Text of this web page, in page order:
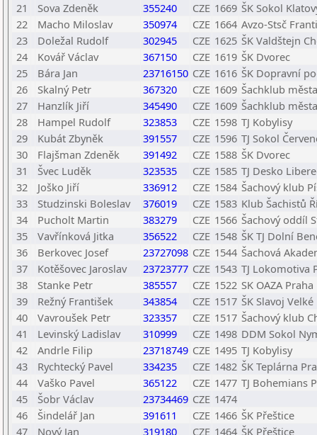
21
Sova Zdeněk 355240 CZE 1669 ŠK Sokol
22
Macho Miloslav 350974 CZE 1664 Avzo-Stsč
23
Doležal Rudolf 302945 CZE 1625 ŠK Valdštejn
24
Kovář Václav 367150 CZE 1619 ŠK Dvorec
25
Bára Jan 23716150 CZE 1616 ŠK Dopravní
26
Skalný Petr 367320 CZE 1609 Šachklub
27
Hanzlík Jiří 345490 CZE 1609 Šachklub
28
Hampel Rudolf 323853 CZE 1598 TJ Kobylisy
29
Kubát Zbyněk 391557 CZE 1596 TJ Sokol
30
Flajšman Zdeněk 391492 CZE 1588 ŠK Dvorec
31
Švec Luděk 323535 CZE 1585 TJ Desko
32
Joško Jiří 336912 CZE 1584 Šachový klub
33
Studzinski Boleslav 376019 CZE 1583 Klub Šachistů
34
Pucholt Martin 383279 CZE 1566 Šachový oddíl
35
Vavřínková Jitka 356522 CZE 1548 ŠK TJ Dolní
36
Berkovec Josef 23727098 CZE 1544 Šachová
37
Kotěšovec Jaroslav 23723777 CZE 1543 TJ Lokomotiva
38
Stanke Petr 385557 CZE 1522 SK OAZA Praha
39
Režný František 343854 CZE 1517 ŠK Slavoj
40
Vavroušek Petr 323357 CZE 1517 Šachový klub
41
Levinský Ladislav 310999 CZE 1498 DDM Sokol
42
Andrle Filip 23718749 CZE 1495 TJ Kobylisy
43
Rychtecký Pavel 334235 CZE 1482 ŠK Teplárna
44
Vaško Pavel 365122 CZE 1477 TJ Bohemians
45
Šobr Václav 23734469 CZE 1474
46
Šindelář Jan 391611 CZE 1466 ŠK Přeštice
47
Nový Jan 319180 CZE 1464 ŠK Přeštice